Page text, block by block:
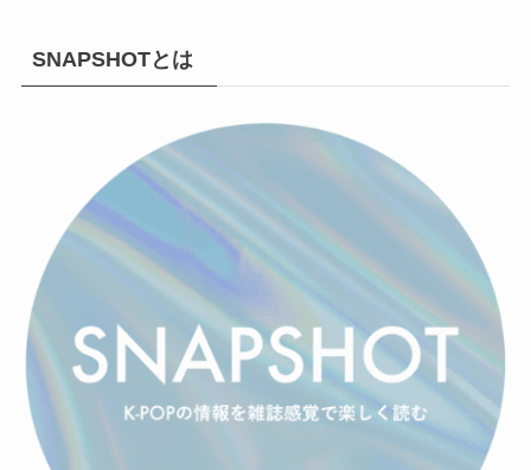
SNAPSHOTとは